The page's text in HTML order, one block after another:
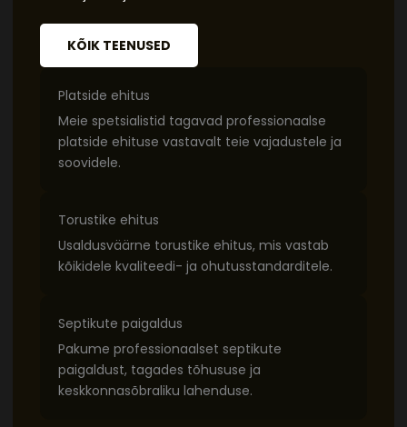
KÕIK TEENUSED
Platside ehitus
Meie spetsialistid tagavad professionaalse
platside ehituse vastavalt teie vajadustele ja
soovidele.
Torustike ehitus
Usaldusväärne torustike ehitus, mis vastab
kõikidele kvaliteedi- ja ohutusstandarditele.
Septikute paigaldus
Pakume professionaalset septikute
paigaldust, tagades tõhususe ja
keskkonnasõbraliku lahenduse.